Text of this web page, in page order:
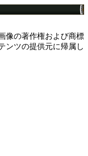
像の著作権および商標
ンツの提供元に帰属し